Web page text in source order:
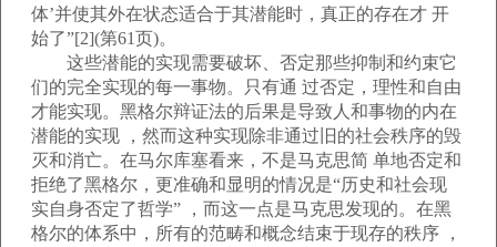
体’并使其外在状态适合于其潜能时，真正的存在才 开
始了”[2](第61页)。
这些潜能的实现需要破坏、否定那些抑制和约束它
们的完全实现的每一事物。只有通 过否定，理性和自由
才能实现。黑格尔辩证法的后果是导致人和事物的内在
潜能的实现 ，然而这种实现除非通过旧的社会秩序的毁
灭和消亡。在马尔库塞看来，不是马克思简 单地否定和
拒绝了黑格尔，更准确和显明的情况是“历史和社会现
实自身否定了哲学” ，而这一点是马克思发现的。在黑
格尔的体系中，所有的范畴和概念结束于现存的秩序 ，